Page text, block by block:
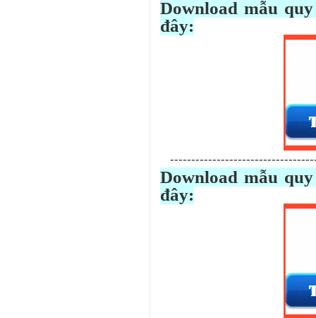
Download mẫu
đây:
Download mẫu
đây: